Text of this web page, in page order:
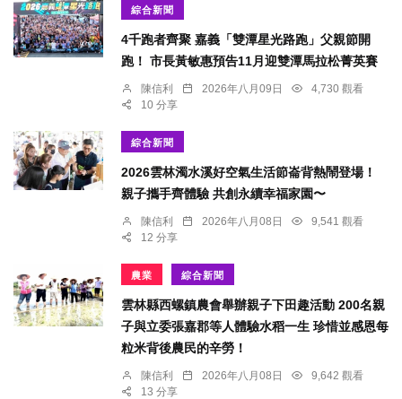
綜合新聞
4千跑者齊聚 嘉義「雙潭星光路跑」父親節開
跑！ 市長黃敏惠預告11月迎雙潭馬拉松菁英賽
陳信利 2026年八月09日
4,730 觀看
10 分享
綜合新聞
2026雲林濁水溪好空氣生活節崙背熱鬧登場！
親子攜手齊體驗 共創永續幸福家園〜
陳信利 2026年八月08日
9,541 觀看
12 分享
農業 綜合新聞
雲林縣西螺鎮農會舉辦親子下田趣活動 200名親
子與立委張嘉郡等人體驗水稻一生 珍惜並感恩每
粒米背後農民的辛勞！
陳信利 2026年八月08日
9,642 觀看
13 分享